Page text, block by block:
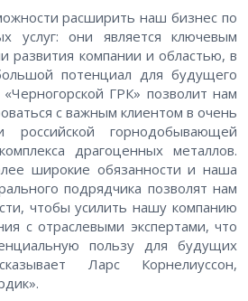
расширить наш бизнес по
услуг: они является ключевым
развития компании и областью, в
потенциал для будущего
ГРК» позволит нам
с важным клиентом в очень
российской горнодобывающей
драгоценных металлов.
широкие обязанности и наша
подрядчика позволят нам
чтобы усилить нашу компанию
с отраслевыми экспертами, что
пользу для будущих
Ларс Корнелиуссон,